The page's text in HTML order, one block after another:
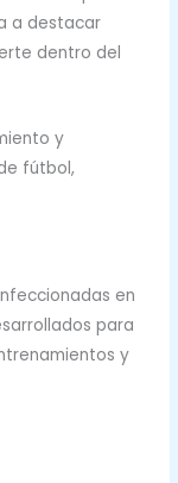
a destacar
dentro del
y
fútbol,
en
para
y